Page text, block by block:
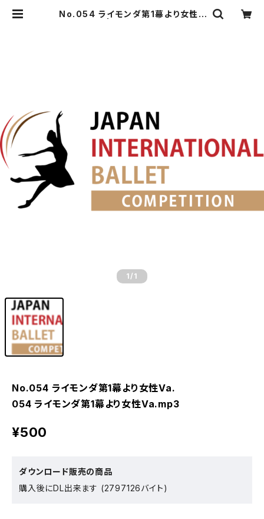
No.054 ライモンダ第1幕より女性V
1 /1
No.054 ライモンダ第1幕より女性Va.
054 ライモンダ第1幕より女性Va.mp3
¥500
ダウンロード販売の商品
購入後にDL出来ます (2797126バイト)